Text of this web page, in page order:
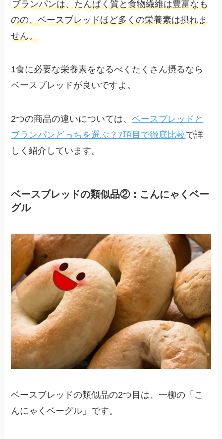
ブランパンは、たんぱく質と食物繊維は豊富なも
のの、ベースブレッドほど多くの栄養素は摂れま
せん。
1食に必要な栄養素をなるべくたくさん摂るなら
ベースブレッドが良いですよ。
2つの商品の違いについては、ベースブレッドと
ブランパンどっちを選ぶ？7項目で徹底比較で詳
しく紹介しています。
ベースブレッドの類似品②：こんにゃくベー
グル
ベースブレッドの類似品の2つ目は、一柳の「こ
んにゃくベーグル」です。